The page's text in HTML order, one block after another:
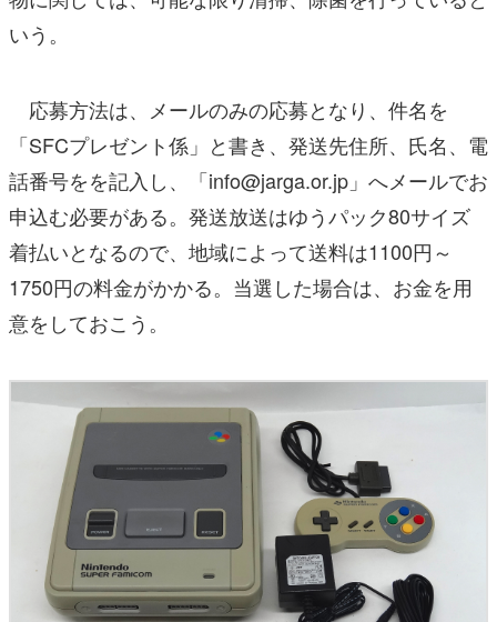
いう。
応募方法は、メールのみの応募となり、件名を
「SFCプレゼント係」と書き、発送先住所、氏名、電
話番号をを記入し、「info@jarga.or.jp」へメールでお
申込む必要がある。発送放送はゆうパック80サイズ
着払いとなるので、地域によって送料は1100円～
1750円の料金がかかる。当選した場合は、お金を用
意をしておこう。